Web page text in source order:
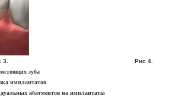
Рис 4.
зуба
имплантатов
абатментов на имплантаты